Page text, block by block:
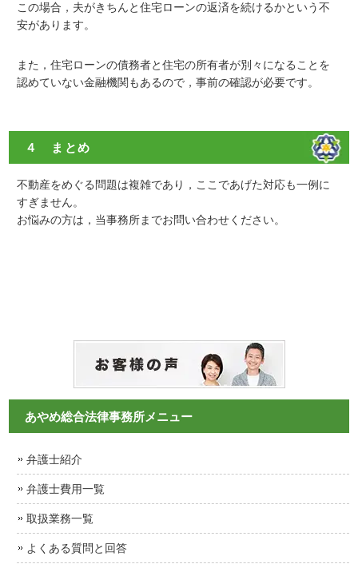
この場合，夫がきちんと住宅ローンの返済を続けるかという不
安があります。
また，住宅ローンの債務者と住宅の所有者が別々になることを
認めていない金融機関もあるので，事前の確認が必要です。
４ まとめ
不動産をめぐる問題は複雑であり，ここであげた対応も一例に
すぎません。
お悩みの方は，当事務所までお問い合わせください。
あやめ総合法律事務所メニュー
弁護士紹介
弁護士費用一覧
取扱業務一覧
よくある質問と回答